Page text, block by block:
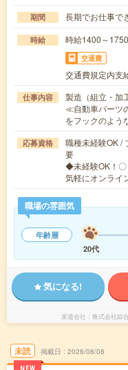
期間 長期でお仕事で
時給 時給1400～
交通費
交通費規定内支
仕事内容
製造（組立・加
≪自動車パーツ
をフックのよう
応募資格
職種未経験OK /
要
◆未経験OK！〇
気軽にオンラ
職場の雰囲気
年齢層
20代
気になる!
派遣会社 株式会社綜
未読 掲載日 2026/08/08